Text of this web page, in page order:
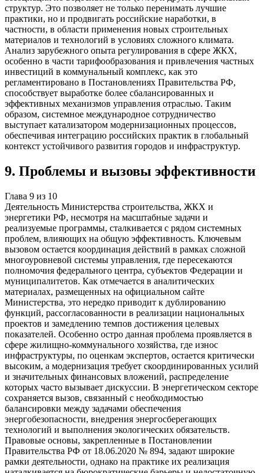
структур. Это позволяет не только перенимать лучшие
практики, но и продвигать российские наработки, в
частности, в области применения новых строительных
материалов и технологий в условиях сложного климата.
Анализ зарубежного опыта регулирования в сфере ЖКХ,
особенно в части тарифообразования и привлечения частных
инвестиций в коммунальный комплекс, как это
регламентировано в Постановлениях Правительства РФ,
способствует выработке более сбалансированных и
эффективных механизмов управления отраслью. Таким
образом, системное международное сотрудничество
выступает катализатором модернизационных процессов,
обеспечивая интеграцию российских практик в глобальный
контекст устойчивого развития городов и инфраструктур.
9. Проблемы и вызовы эффективности
Глава 9 из 10
Деятельность Министерства строительства, ЖКХ и
энергетики РФ, несмотря на масштабные задачи и
реализуемые программы, сталкивается с рядом системных
проблем, влияющих на общую эффективность. Ключевым
вызовом остается координация действий в рамках сложной
многоуровневой системы управления, где пересекаются
полномочия федерального центра, субъектов Федерации и
муниципалитетов. Как отмечается в аналитических
материалах, размещенных на официальном сайте
Министерства, это нередко приводит к дублированию
функций, рассогласованности в реализации национальных
проектов и замедлению темпов достижения целевых
показателей. Особенно остро данная проблема проявляется в
сфере жилищно-коммунального хозяйства, где износ
инфраструктуры, по оценкам экспертов, остается критически
высоким, а модернизация требует скоординированных усилий
и значительных финансовых вложений, распределение
которых часто вызывает дискуссии. В энергетическом секторе
сохраняется вызов, связанный с необходимостью
балансировки между задачами обеспечения
энергобезопасности, внедрения энергосберегающих
технологий и выполнения экологических обязательств.
Правовые основы, закрепленные в Постановлении
Правительства РФ от 18.06.2020 № 894, задают широкие
рамки деятельности, однако на практике их реализация